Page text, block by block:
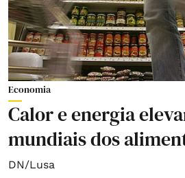
Economia
Calor e energia
mundiais dos
DN/Lusa